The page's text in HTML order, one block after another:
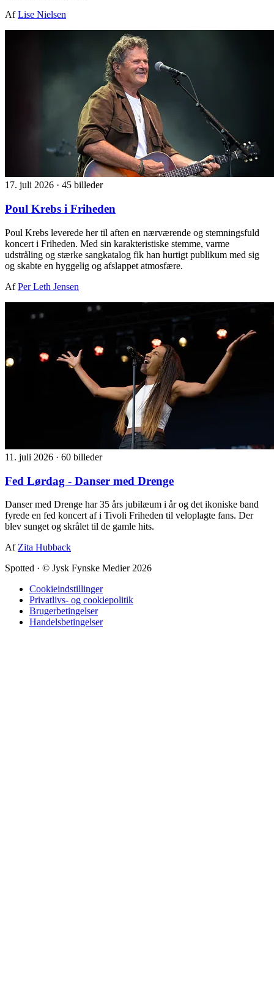
AfLise Nielsen
17. juli 2026 · 45 billeder
Poul Krebs i Friheden
Poul Krebs leverede her til aften en nærværende og stemningsfuld
koncert i Friheden. Med sin karakteristiske stemme, varme
udstråling og stærke sangkatalog fik han hurtigt publikum med sig
og skabte en hyggelig og afslappet atmosfære.
AfPer Leth Jensen
11. juli 2026 · 60 billeder
Fed Lørdag - Danser med Drenge
Danser med Drenge har 35 års jubilæum i år og det ikoniske band
fyrede en fed koncert af i Tivoli Friheden til veloplagte fans. Der
blev sunget og skrålet til de gamle hits.
Af Zita Hubback
Spotted · © Jysk Fynske Medier 2026
Cookieindstillinger
Privatlivs- og cookiepolitik
Brugerbetingelser
Handelsbetingelser